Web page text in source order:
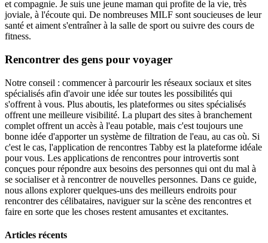
et compagnie. Je suis une jeune maman qui profite de la vie, très
joviale, à l'écoute qui. De nombreuses MILF sont soucieuses de leur
santé et aiment s'entraîner à la salle de sport ou suivre des cours de
fitness.
Rencontrer des gens pour voyager
Notre conseil : commencer à parcourir les réseaux sociaux et sites
spécialisés afin d'avoir une idée sur toutes les possibilités qui
s'offrent à vous. Plus aboutis, les plateformes ou sites spécialisés
offrent une meilleure visibilité. La plupart des sites à branchement
complet offrent un accès à l'eau potable, mais c'est toujours une
bonne idée d'apporter un système de filtration de l'eau, au cas où. Si
c'est le cas, l'application de rencontres Tabby est la plateforme idéale
pour vous. Les applications de rencontres pour introvertis sont
conçues pour répondre aux besoins des personnes qui ont du mal à
se socialiser et à rencontrer de nouvelles personnes. Dans ce guide,
nous allons explorer quelques-uns des meilleurs endroits pour
rencontrer des célibataires, naviguer sur la scène des rencontres et
faire en sorte que les choses restent amusantes et excitantes.
Articles récents